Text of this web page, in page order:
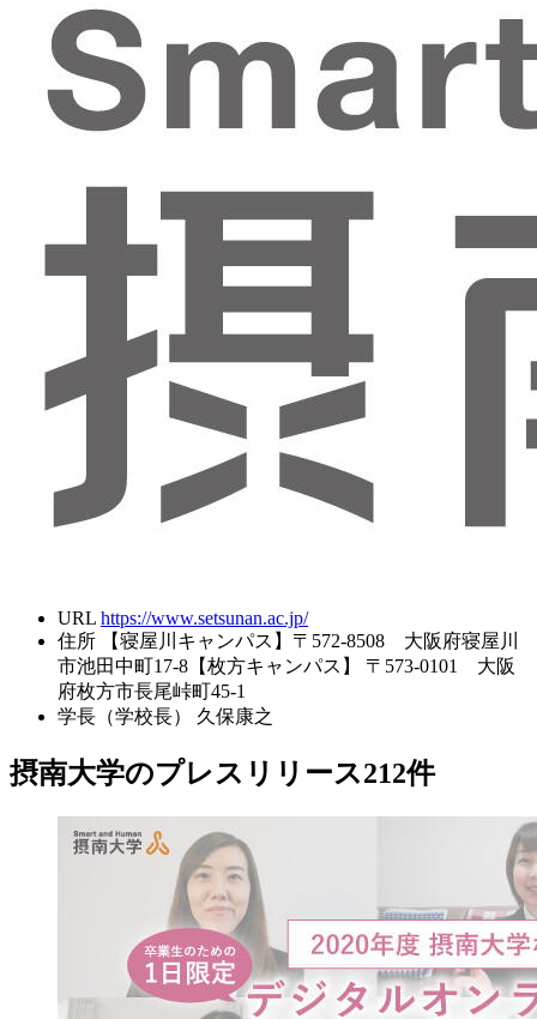
URL https://www.setsunan.ac.jp/
住所
【寝屋川キャンパス】〒572-8508 大阪府寝屋川
市池田中町17-8【枚方キャンパス】 〒573-0101 大阪
府枚方市長尾峠町45-1
学長（学校長）
久保康之
摂南大学のプレスリリース212件